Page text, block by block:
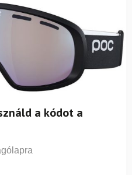
a kódot a